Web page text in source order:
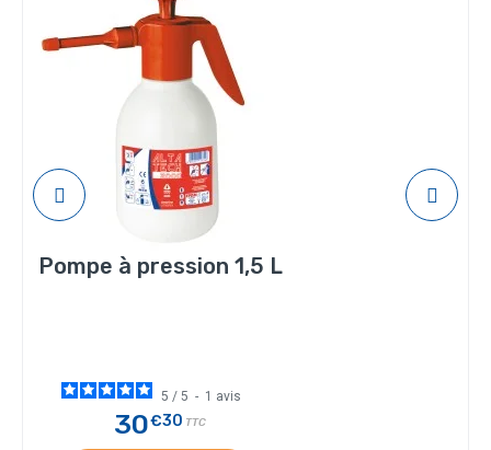
Pompe à pression 1,5 L
5 / 5 - 1 avis
30€30 TTC